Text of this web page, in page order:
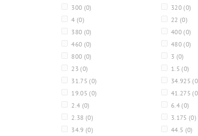
300 (0) 320 (0)
4 (0) 22 (0)
380 (0) 400 (0)
460 (0) 480 (0)
800 (0) 3 (0)
23 (0) 1.5 (0)
31.75 (0) 34.925
19.05 (0) 41.275
2.4 (0) 6.4 (0)
2.38 (0) 3.175 (0)
34.9 (0) 44.5 (0)